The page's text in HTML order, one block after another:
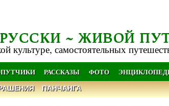
~ ЖИВОЙ
культуре, самостоятельных
РАССКАЗЫ ФОТО
ПАНЧАНГА